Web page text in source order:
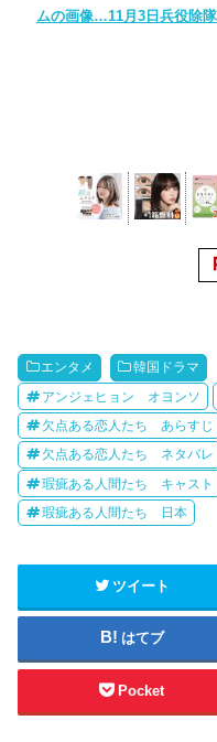
ムの画像…11月3日兵役除隊
エンタメ
韓国ドラマ
アンジェヒョン オヨンソ
欠点ある恋人たち あらすじ
欠点ある恋人たち ネタバレ
瑕疵ある人間たち キャスト
瑕疵ある人間たち 日本
ツイート
はてブ
Pocket